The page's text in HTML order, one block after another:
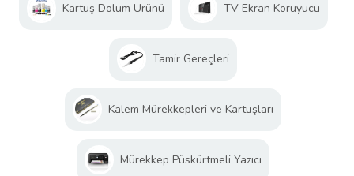
Kartuş Dolum Ürünü TV Ekran Koruyucu
Tamir Gereçleri
Kalem Mürekkepleri ve Kartuşları
Mürekkep Püskürtmeli Yazıcı